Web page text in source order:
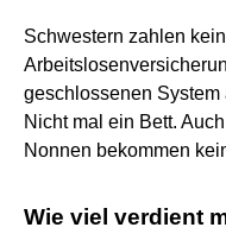
Schwestern zahlen
geschlossenen
Nicht mal ein Bett.
Nonnen bekommen
Wie viel verdient